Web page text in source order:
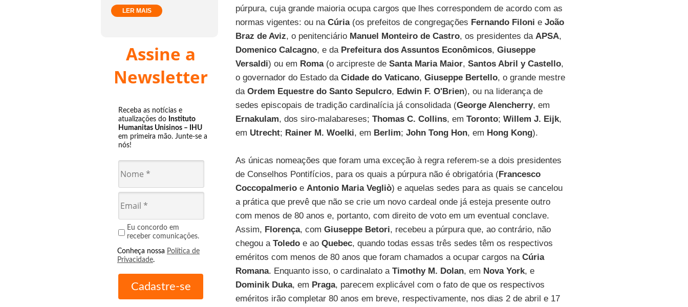
LER MAIS
Assine a
Newsletter
Receba as notícias e
atualizações do Instituto
Humanitas Unisinos – IHU
em primeira mão. Junte-se a
nós!
Eu concordo em
receber comunicações.
Conheça nossa Política de
Privacidade.
púrpura, cuja grande maioria ocupa cargos que lhes correspondem de acordo com as
normas vigentes: ou na Cúria (os prefeitos de congregações Fernando Filoni e João
Braz de Aviz, o penitenciário Manuel Monteiro de Castro, os presidentes da APSA,
Domenico Calcagno, e da Prefeitura dos Assuntos Econômicos, Giuseppe
Versaldi) ou em Roma (o arcipreste de Santa Maria Maior, Santos Abril y Castello,
o governador do Estado da Cidade do Vaticano, Giuseppe Bertello, o grande mestre
da Ordem Equestre do Santo Sepulcro, Edwin F. O'Brien), ou na liderança de
sedes episcopais de tradição cardinalícia já consolidada (George Alencherry, em
Ernakulam, dos siro-malabareses; Thomas C. Collins, em Toronto; Willem J. Eijk,
em Utrecht; Rainer M. Woelki, em Berlim; John Tong Hon, em Hong Kong).
As únicas nomeações que foram uma exceção à regra referem-se a dois presidentes
de Conselhos Pontifícios, para os quais a púrpura não é obrigatória (Francesco
Coccopalmerio e Antonio Maria Vegliò) e aquelas sedes para as quais se cancelou
a prática que prevê que não se crie um novo cardeal onde já esteja presente outro
com menos de 80 anos e, portanto, com direito de voto em um eventual conclave.
Assim, Florença, com Giuseppe Betori, recebeu a púrpura que, ao contrário, não
chegou a Toledo e ao Quebec, quando todas essas três sedes têm os respectivos
eméritos com menos de 80 anos que foram chamados a ocupar cargos na Cúria
Romana. Enquanto isso, o cardinalato a Timothy M. Dolan, em Nova York, e
Dominik Duka, em Praga, parecem explicável com o fato de que os respectivos
eméritos irão completar 80 anos em breve, respectivamente, nos dias 2 de abril e 17